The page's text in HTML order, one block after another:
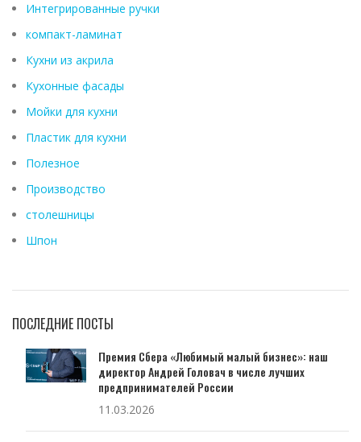
Интегрированные ручки
компакт-ламинат
Кухни из акрила
Кухонные фасады
Мойки для кухни
Пластик для кухни
Полезное
Производство
столешницы
Шпон
ПОСЛЕДНИЕ ПОСТЫ
Премия Сбера «Любимый малый бизнес»: наш
директор Андрей Головач в числе лучших
предпринимателей России
11.03.2026